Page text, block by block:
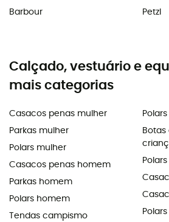
Barbour
Petzl
Calçado, vestuário e
mais categorias
Casacos penas mulher
Parkas mulher
Polars mulher
Casacos penas homem
Parkas homem
Polars homem
Tendas campismo